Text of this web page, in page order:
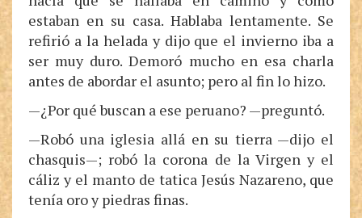
estaban en su casa. Hablaba lentamente. Se
refirió a la helada y dijo que el invierno iba a
ser muy duro. Demoró mucho en esa charla
antes de abordar el asunto; pero al fin lo hizo.
—¿Por qué buscan a ese peruano? —preguntó.
—Robó una iglesia allá en su tierra —dijo el
chasquis—; robó la corona de la Virgen y el
cáliz y el manto de tatica Jesús Nazareno, que
tenía oro y piedras finas.